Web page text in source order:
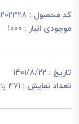
کد محصول : 202328
موجودی انبار : 1000
تاریخ : 1401/8/22
تعداد نمایش : 471 بازدید